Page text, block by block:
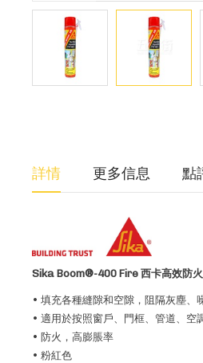
詳情 更多信息 點
Sika Boom®-400 Fire 西卡高效防
• 填充各種縫隙和空隙，阻隔灰塵、
• 適用於按照窗戶、門框、管道、空
• 防火，高膨脹率
• 粉紅色